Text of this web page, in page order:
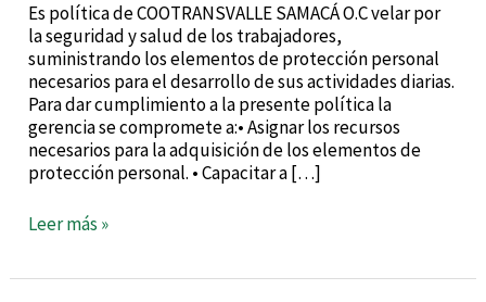
Es política de COOTRANSVALLE SAMACÁ O.C velar por
la seguridad y salud de los trabajadores,
suministrando los elementos de protección personal
necesarios para el desarrollo de sus actividades diarias.
Para dar cumplimiento a la presente política la
gerencia se compromete a:• Asignar los recursos
necesarios para la adquisición de los elementos de
protección personal. • Capacitar a […]
Leer más »